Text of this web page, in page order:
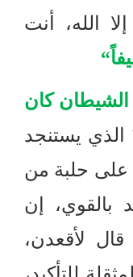
الله، أنت
“
الشيطان كان
يستنجد
على حلبة من
بالقوي، إن
لأقعدن،